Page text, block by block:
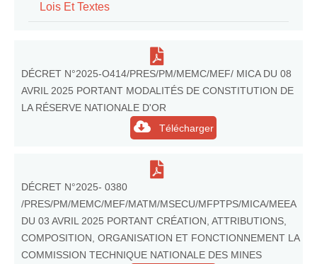
Lois Et Textes
DÉCRET N°2025-O414/PRES/PM/MEMC/MEF/ MICA DU 08
AVRIL 2025 PORTANT MODALITÉS DE CONSTITUTION DE
LA RÉSERVE NATIONALE D'OR
Télécharger
DÉCRET N°2025- 0380
/PRES/PM/MEMC/MEF/MATM/MSECU/MFPTPS/MICA/MEEA
DU 03 AVRIL 2025 PORTANT CRÉATION, ATTRIBUTIONS,
COMPOSITION, ORGANISATION ET FONCTIONNEMENT LA
COMMISSION TECHNIQUE NATIONALE DES MINES